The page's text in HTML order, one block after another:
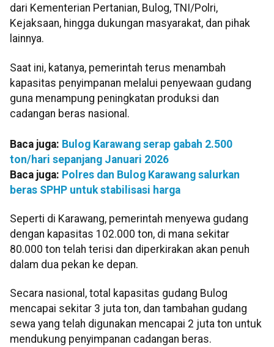
dari Kementerian Pertanian, Bulog, TNI/Polri,
Kejaksaan, hingga dukungan masyarakat, dan pihak
lainnya.
Saat ini, katanya, pemerintah terus menambah
kapasitas penyimpanan melalui penyewaan gudang
guna menampung peningkatan produksi dan
cadangan beras nasional.
Baca juga: Bulog Karawang serap gabah 2.500
ton/hari sepanjang Januari 2026
Baca juga: Polres dan Bulog Karawang salurkan
beras SPHP untuk stabilisasi harga
Seperti di Karawang, pemerintah menyewa gudang
dengan kapasitas 102.000 ton, di mana sekitar
80.000 ton telah terisi dan diperkirakan akan penuh
dalam dua pekan ke depan.
Secara nasional, total kapasitas gudang Bulog
mencapai sekitar 3 juta ton, dan tambahan gudang
sewa yang telah digunakan mencapai 2 juta ton untuk
mendukung penyimpanan cadangan beras.